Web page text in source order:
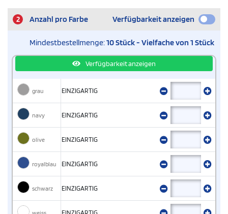
2 Anzahl pro Farbe Verfügbarkeit anzeigen
Mindestbestellmenge:10 Stück - Vielfache von 1 Stück
Verfügbarkeit anzeigen
grau EINZIGARTIG
navy EINZIGARTIG
olive EINZIGARTIG
royalblau EINZIGARTIG
schwarz EINZIGARTIG